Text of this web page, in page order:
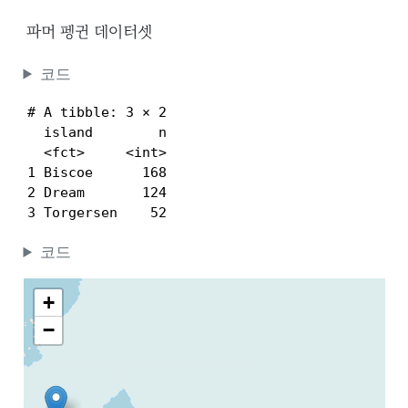
파머 펭귄 데이터셋
코드
# A tibble: 3 × 2
1 Biscoe      168
2 Dream       124
3 Torgersen    52
코드
+
−